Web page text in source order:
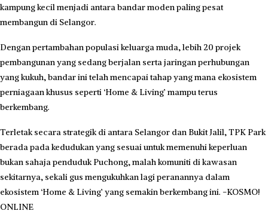
kampung kecil menjadi antara bandar moden paling pesat
membangun di Selangor.
Dengan pertambahan populasi keluarga muda, lebih 20 projek
pembangunan yang sedang berjalan serta jaringan perhubungan
yang kukuh, bandar ini telah mencapai tahap yang mana ekosistem
perniagaan khusus seperti ‘Home & Living’ mampu terus
berkembang.
Terletak secara strategik di antara Selangor dan Bukit Jalil, TPK Park
berada pada kedudukan yang sesuai untuk memenuhi keperluan
bukan sahaja penduduk Puchong, malah komuniti di kawasan
sekitarnya, sekali gus mengukuhkan lagi peranannya dalam
ekosistem ‘Home & Living’ yang semakin berkembang ini. -KOSMO!
ONLINE